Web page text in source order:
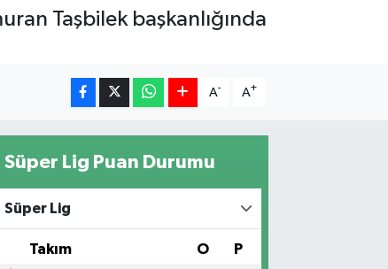
Taşbilek başkanlığında
A- A+
Süper Lig Puan Durumu
Süper Lig
Takım O P